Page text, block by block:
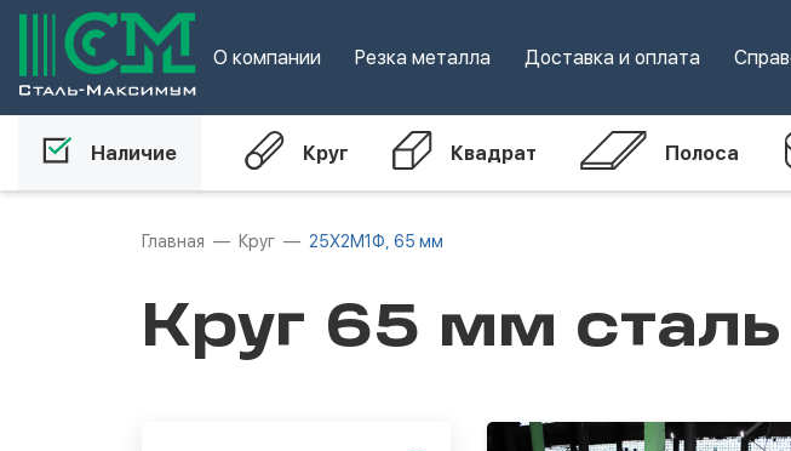
О компании Резка металла Доставка и оплата
Наличие Круг Квадрат Полоса
Главная Круг 25Х2М1Ф, 65 мм
Круг 65 мм